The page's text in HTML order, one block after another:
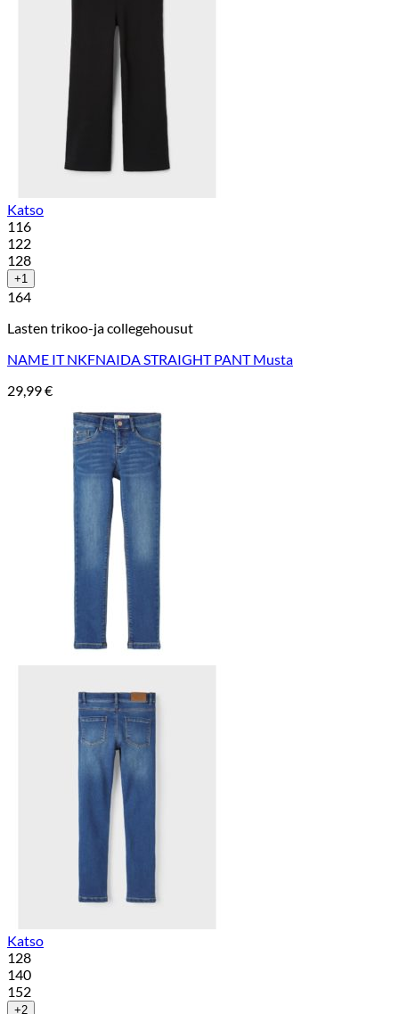
Katso
116
122
128
+1
164
Lasten trikoo-ja collegehousut
NAME IT NKFNAIDA STRAIGHT PANT Musta
29,99€
Katso
128
140
152
+2